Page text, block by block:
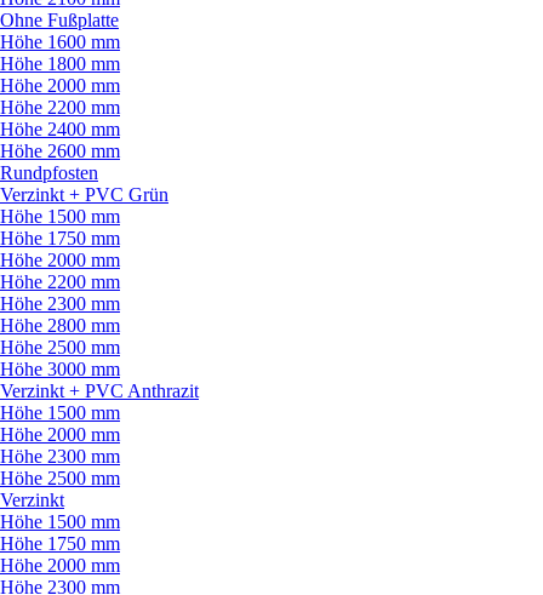
Ohne Fußplatte
Höhe 1600 mm
Höhe 1800 mm
Höhe 2000 mm
Höhe 2200 mm
Höhe 2400 mm
Höhe 2600 mm
Rundpfosten
Verzinkt + PVC Grün
Höhe 1500 mm
Höhe 1750 mm
Höhe 2000 mm
Höhe 2200 mm
Höhe 2300 mm
Höhe 2800 mm
Höhe 2500 mm
Höhe 3000 mm
Verzinkt + PVC Anthrazit
Höhe 1500 mm
Höhe 2000 mm
Höhe 2300 mm
Höhe 2500 mm
Verzinkt
Höhe 1500 mm
Höhe 1750 mm
Höhe 2000 mm
Höhe 2300 mm